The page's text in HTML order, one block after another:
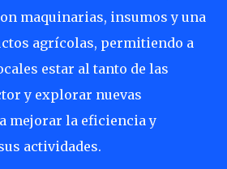
maquinarias, insumos y una
agrícolas, permitiendo a
estar al tanto de las
y explorar nuevas
mejorar la eficiencia y
actividades.